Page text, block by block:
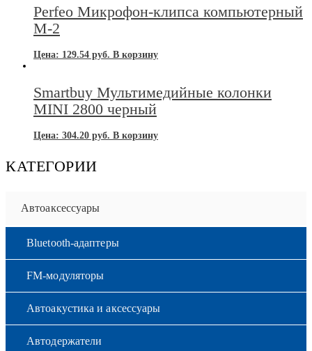
Perfeo Микрофон-клипса компьютерный
М-2
Цена: 129.54 руб. В корзину
Smartbuy Мультимедийные колонки
MINI 2800 черный
Цена: 304.20 руб. В корзину
КАТЕГОРИИ
Автоаксессуары
Bluetooth-адаптеры
FM-модуляторы
Автоакустика и аксессуары
Автодержатели